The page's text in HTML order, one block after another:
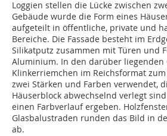
Loggien stellen die Lücke zwischen
Gebäude wurde die Form eines
aufgeteilt in öffentliche, private und
Bereiche. Die Fassade besteht im
Silikatputz zusammen mit Türen und
Aluminium. In den darüber liegenden
Klinkerriemchen im Reichsformat
zwei Stärken und Farben verwendet,
Häuserblock abwechselnd verlegt
einen Farbverlauf ergeben.
Glasbalustraden runden das Bild in
ab.